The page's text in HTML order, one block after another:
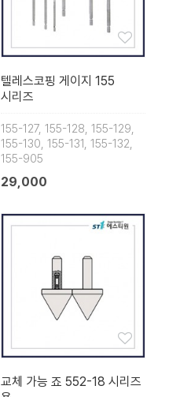
텔레스코핑 게이지 155
시리즈
155-127, 155-128, 155-129,
155-130, 155-131, 155-132,
155-905
29,000
교체 가능 죠 552-18 시리즈